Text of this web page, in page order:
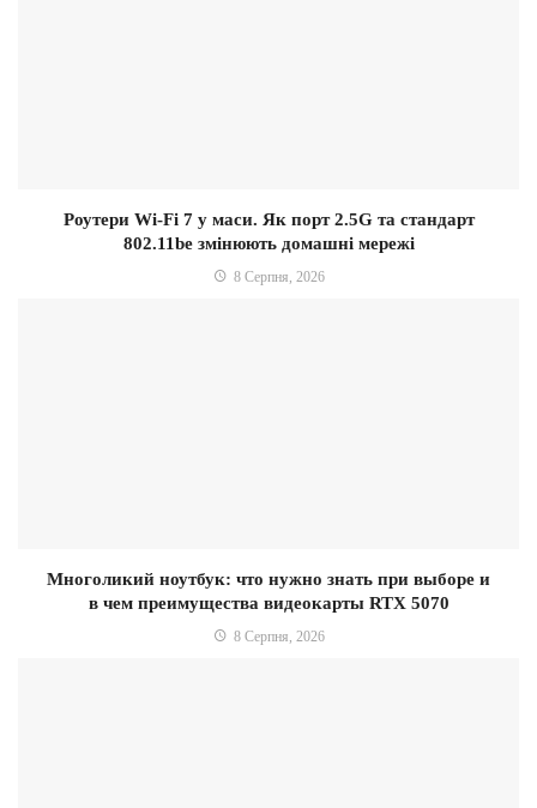
Роутери Wi-Fi 7 у маси. Як порт 2.5G та стандарт
802.11be змінюють домашні мережі
8 Серпня, 2026
Многоликий ноутбук: что нужно знать при выборе и
в чем преимущества видеокарты RTX 5070
8 Серпня, 2026